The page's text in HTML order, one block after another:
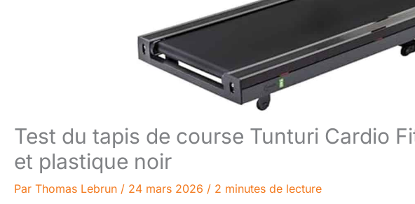
Test du tapis de course Tunturi Cardio
et plastique noir
Par Thomas Lebrun / 24 mars 2026 / 2 minutes de lecture